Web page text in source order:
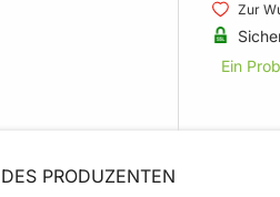
Zur
Ein
PRODUZENTEN